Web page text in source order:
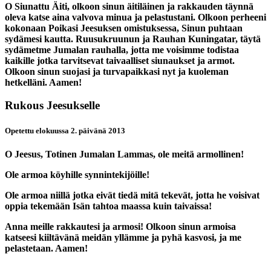
O Siunattu Äiti, olkoon sinun äitiläinen ja rakkauden täynnä
oleva katse aina valvova minua ja pelastustani. Olkoon perheeni
kokonaan Poikasi Jeesuksen omistuksessa, Sinun puhtaan
sydämesi kautta. Ruusukruunun ja Rauhan Kuningatar, täytä
sydämetme Jumalan rauhalla, jotta me voisimme todistaa
kaikille jotka tarvitsevat taivaalliset siunaukset ja armot.
Olkoon sinun suojasi ja turvapaikkasi nyt ja kuoleman
hetkelläni. Aamen!
Rukous Jeesukselle
Opetettu elokuussa 2. päivänä 2013
O Jeesus, Totinen Jumalan Lammas, ole meitä armollinen!
Ole armoa köyhille synnintekijöille!
Ole armoa niillä jotka eivät tiedä mitä tekevät, jotta he voisivat
oppia tekemään Isän tahtoa maassa kuin taivaissa!
Anna meille rakkautesi ja armosi! Olkoon sinun armoisa
katseesi kiiltävänä meidän yllämme ja pyhä kasvosi, ja me
pelastetaan. Aamen!